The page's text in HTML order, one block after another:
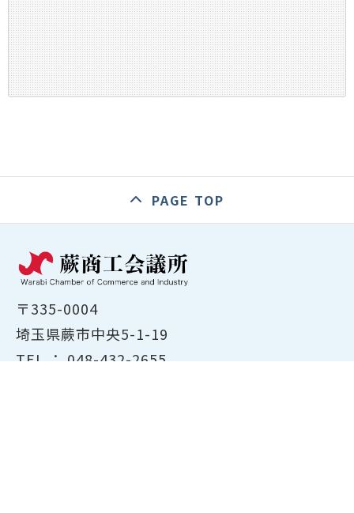
PAGE TOP
〒335-0004
埼玉県蕨市中央5-1-19
TEL ： 048-432-2655